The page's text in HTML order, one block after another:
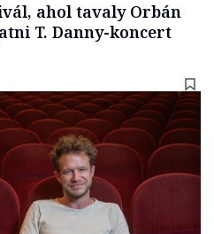
ahol tavaly Orbán
T. Danny-koncert